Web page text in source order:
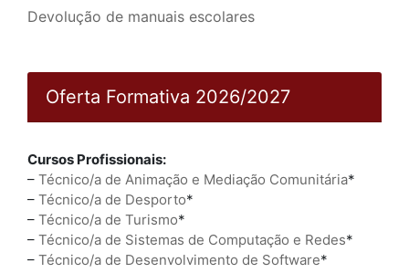
Devolução de manuais escolares
Oferta Formativa 2026/2027
Cursos Profissionais:
– Técnico/a de Animação e Mediação Comunitária*
– Técnico/a de Desporto*
– Técnico/a de Turismo*
– Técnico/a de Sistemas de Computação e Redes*
– Técnico/a de Desenvolvimento de Software*